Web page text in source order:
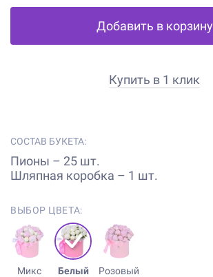
Добавить в корзину
Купить в 1 клик
СОСТАВ БУКЕТА:
Пионы – 25 шт.
Шляпная коробка – 1 шт.
ВЫБОР ЦВЕТА:
Микс Белый Розовый